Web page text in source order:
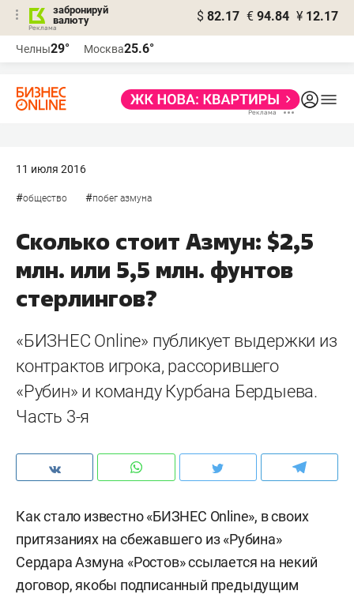
забронируй
валюту
$ 82.17 € 94.84 ¥ 12.17
Челны29° Москва25.6°
11 июля 2016
#общество #побег азмуна
Сколько стоит Азмун: $2,5
млн. или 5,5 млн. фунтов
стерлингов?
«БИЗНЕС Online» публикует выдержки из
контрактов игрока, рассорившего
«Рубин» и команду Курбана Бердыева.
Часть 3-я
Как стало известно «БИЗНЕС Online», в своих
притязаниях на сбежавшего из «Рубина»
Сердара Азмуна «Ростов» ссылается на некий
договор, якобы подписанный предыдущим